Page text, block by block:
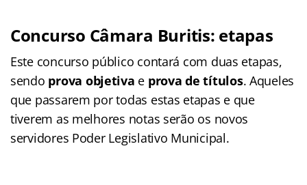
Concurso Câmara Buritis: etapas
Este concurso público contará com duas etapas,
sendo prova objetiva e prova de títulos. Aqueles
que passarem por todas estas etapas e que
tiverem as melhores notas serão os novos
servidores Poder Legislativo Municipal.